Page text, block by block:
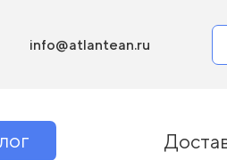
info@atlantean.ru